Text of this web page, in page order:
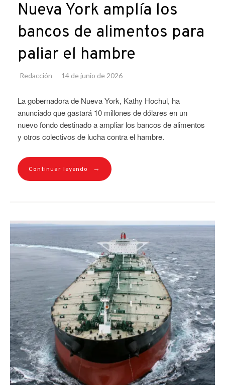
Nueva York amplía los
bancos de alimentos para
paliar el hambre
Redacción 14 de junio de 2026
La gobernadora de Nueva York, Kathy Hochul, ha
anunciado que gastará 10 millones de dólares en un
nuevo fondo destinado a ampliar los bancos de alimentos
y otros colectivos de lucha contra el hambre.
Continuar leyendo →